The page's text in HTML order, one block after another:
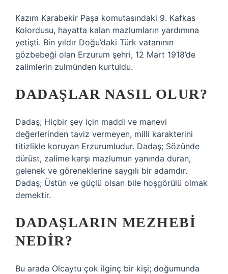
Kazım Karabekir Paşa komutasındaki 9. Kafkas
Kolordusu, hayatta kalan mazlumların yardımına
yetişti. Bin yıldır Doğu’daki Türk vatanının
gözbebeği olan Erzurum şehri, 12 Mart 1918’de
zalimlerin zulmünden kurtuldu.
DADAŞLAR NASIL OLUR?
Dadaş; Hiçbir şey için maddi ve manevi
değerlerinden taviz vermeyen, milli karakterini
titizlikle koruyan Erzurumludur. Dadaş; Sözünde
dürüst, zalime karşı mazlumun yanında duran,
gelenek ve göreneklerine saygılı bir adamdır.
Dadaş; Üstün ve güçlü olsan bile hoşgörülü olmak
demektir.
DADAŞLARIN MEZHEBI
NEDIR?
Bu arada Olcaytu çok ilginç bir kişi; doğumunda